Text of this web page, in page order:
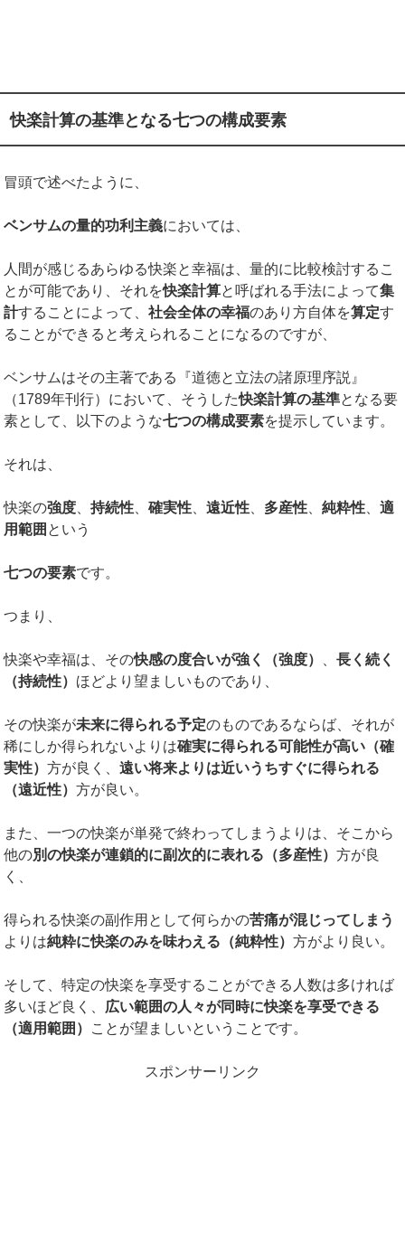
快楽計算の基準となる七つの構成要素
冒頭で述べたように、
ベンサムの量的功利主義においては、
人間が感じるあらゆる快楽と幸福は、量的に比較検討するこ
とが可能であり、それを快楽計算と呼ばれる手法によって集
計することによって、社会全体の幸福のあり方自体を算定す
ることができると考えられることになるのですが、
ベンサムはその主著である『道徳と立法の諸原理序説』
（1789年刊行）において、そうした快楽計算の基準となる要
素として、以下のような七つの構成要素を提示しています。
それは、
快楽の強度 、持続性 、確実性 、遠近性 多産性 、純粋性 、適
用範囲 という
七つの要素です。
つまり、
快楽や幸福は、その快感の度合いが強く（強度） 、長く続く
（持続性） ほどより望ましいものであり、
その快楽が未来に得られる予定のものであるならば、それが
稀にしか得られないよりは確実に得られる可能性が高い（確
実性）方が良く、遠い将来よりは近いうちすぐに得られる
（遠近性）方が良い。
また、一つの快楽が単発で終わってしまうよりは、そこから
他の別の快楽が連鎖的に副次的に表れる（多産性）方が良
く、
得られる快楽の副作用として何らかの苦痛が混じってしまう
よりは純粋に快楽のみを味わえる（純粋性）方がより良い。
そして、特定の快楽を享受することができる人数は多ければ
多いほど良く、 広い範囲の人々が同時に快楽を享受できる
（適用範囲） ことが望ましいということです。
スポンサーリンク